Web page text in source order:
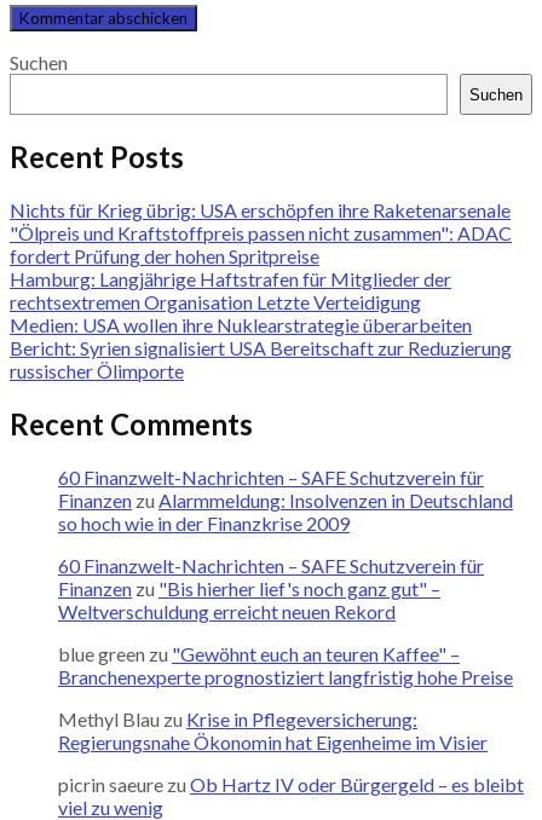
Suchen
Suchen
Recent Posts
Nichts für Krieg übrig: USA erschöpfen ihre Raketenarsenale
"Ölpreis und Kraftstoffpreis passen nicht zusammen": ADAC
fordert Prüfung der hohen Spritpreise
Hamburg: Langjährige Haftstrafen für Mitglieder der
rechtsextremen Organisation Letzte Verteidigung
Medien: USA wollen ihre Nuklearstrategie überarbeiten
Bericht: Syrien signalisiert USA Bereitschaft zur Reduzierung
russischer Ölimporte
Recent Comments
60 Finanzwelt-Nachrichten – SAFE Schutzverein für
Finanzen zu Alarmmeldung: Insolvenzen in Deutschland
so hoch wie in der Finanzkrise 2009
60 Finanzwelt-Nachrichten – SAFE Schutzverein für
Finanzen zu "Bis hierher lief's noch ganz gut" –
Weltverschuldung erreicht neuen Rekord
blue green zu "Gewöhnt euch an teuren Kaffee" –
Branchenexperte prognostiziert langfristig hohe Preise
Methyl Blau zu Krise in Pflegeversicherung:
Regierungsnahe Ökonomin hat Eigenheime im Visier
picrin saeure zu Ob Hartz IV oder Bürgergeld – es bleibt
viel zu wenig